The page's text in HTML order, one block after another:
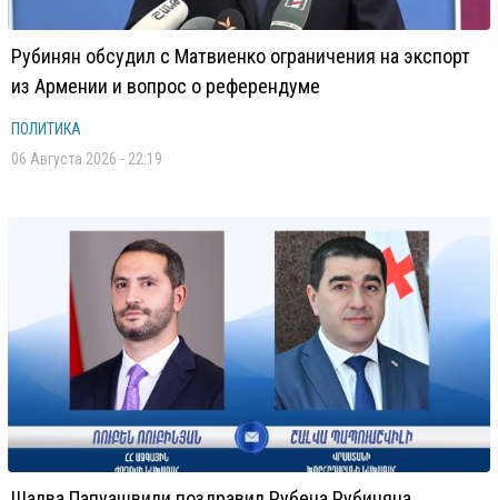
Рубинян обсудил с Матвиенко ограничения на экспорт
из Армении и вопрос о референдуме
ПОЛИТИКА
06 Августа 2026 - 22:19